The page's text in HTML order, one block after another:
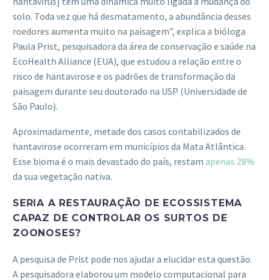
solo. Toda vez que há desmatamento, a abundância desses
roedores aumenta muito na paisagem”, explica a bióloga
Paula Prist, pesquisadora da área de conservação e saúde na
EcoHealth Alliance (EUA), que estudou a relação entre o
risco de hantavirose e os padrões de transformação da
paisagem durante seu doutorado na USP (Universidade de
São Paulo).
Aproximadamente, metade dos casos contabilizados de
hantavirose ocorreram em municípios da Mata Atlântica.
Esse bioma é o mais devastado do país, restam apenas 28%
da sua vegetação nativa.
SERIA A RESTAURAÇÃO DE ECOSSISTEMA
CAPAZ DE CONTROLAR OS SURTOS DE
ZOONOSES?
A pesquisa de Prist pode nos ajudar a elucidar esta questão.
A pesquisadora elaborou um modelo computacional para